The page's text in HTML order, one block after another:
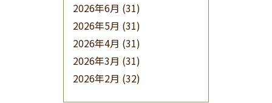
2026年6月 (31)
2026年5月 (31)
2026年4月 (31)
2026年3月 (31)
2026年2月 (32)